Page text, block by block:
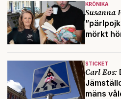
KRÖNIKA
Susanna
mörkt
STICKET
Carl Eos:
mäns